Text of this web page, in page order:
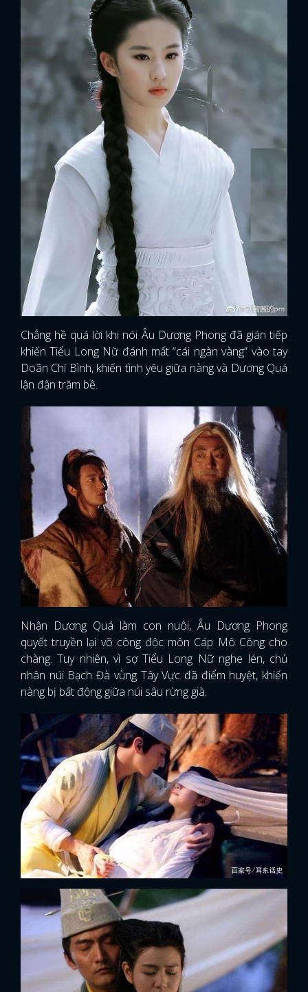
Chẳng hề quá lời khi nói Âu Dương Phong đã gián tiếp
khiến Tiểu Long Nữ đánh mất “cái ngàn vàng” vào tay
Doãn Chí Bình, khiến tình yêu giữa nàng và Dương Quá
lận đận trăm bề.
Nhận Dương Quá làm con nuôi, Âu Dương Phong
quyết truyền lại võ công độc môn Cáp Mô Công cho
chàng. Tuy nhiên, vì sợ Tiểu Long Nữ nghe lén, chủ
nhân núi Bạch Đà vùng Tây Vực đã điểm huyệt, khiến
nàng bị bất động giữa núi sâu rừng già.